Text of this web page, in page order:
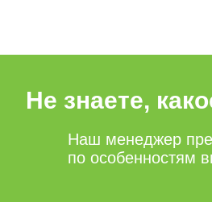
Не знаете,
Наш менеджер
по особенностям